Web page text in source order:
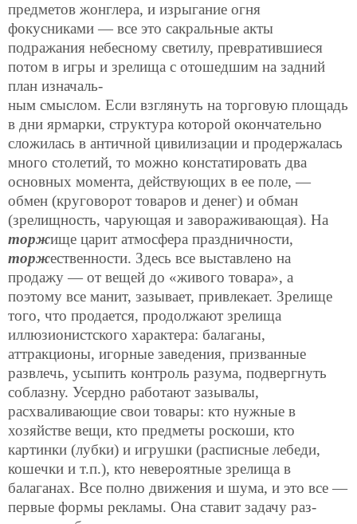
предметов жонглера, и изрыгание огня
фокусниками — все это сакральные акты
подражания небесному светилу, превратившиеся
потом в игры и зрелища с отошедшим на задний
план изначаль-
ным смыслом. Если взглянуть на торговую площадь
в дни ярмарки, структура которой окончательно
сложилась в античной цивилизации и продержалась
много столетий, то можно констатировать два
основных момента, действующих в ее поле, —
обмен (круговорот товаров и денег) и обман
(зрелищность, чарующая и завораживающая). На
торжище царит атмосфера праздничности,
торжественности. Здесь все выставлено на
продажу — от вещей до «живого товара», а
поэтому все манит, зазывает, привлекает. Зрелище
того, что продается, продолжают зрелища
иллюзионистского характера: балаганы,
аттракционы, игорные заведения, призванные
развлечь, усыпить контроль разума, подвергнуть
соблазну. Усердно работают зазывалы,
расхваливающие свои товары: кто нужные в
хозяйстве вещи, кто предметы роскоши, кто
картинки (лубки) и игрушки (расписные лебеди,
кошечки и т.п.), кто невероятные зрелища в
балаганах. Все полно движения и шума, и это все —
первые формы рекламы. Она ставит задачу раз-